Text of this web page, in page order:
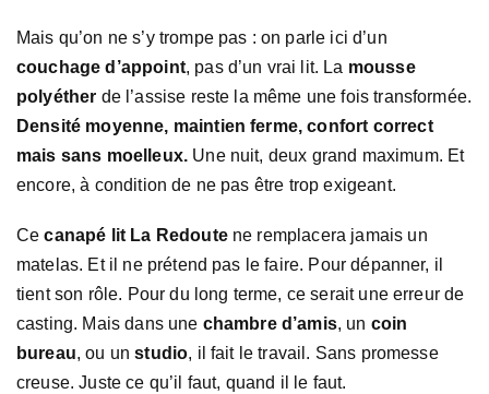
Mais qu’on ne s’y trompe pas : on parle ici d’un
couchage d’appoint, pas d’un vrai lit. La mousse
polyéther de l’assise reste la même une fois transformée.
Densité moyenne, maintien ferme, confort correct
mais sans moelleux. Une nuit, deux grand maximum. Et
encore, à condition de ne pas être trop exigeant.
Cecanapé lit La Redoutene remplacera jamais un
matelas. Et il ne prétend pas le faire. Pour dépanner, il
tient son rôle. Pour du long terme, ce serait une erreur de
casting. Mais dans une chambre d’amis, un coin
bureau, ou unstudio, il fait le travail. Sans promesse
creuse. Juste ce qu’il faut, quand il le faut.